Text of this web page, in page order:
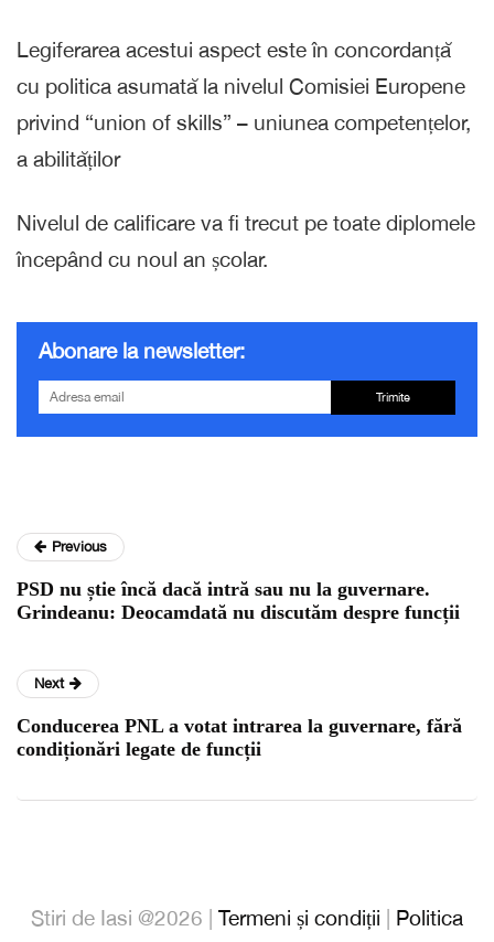
Legiferarea acestui aspect este în concordanță
cu politica asumată la nivelul Comisiei Europene
privind “union of skills” – uniunea competențelor,
a abilităților
Nivelul de calificare va fi trecut pe toate diplomele
începând cu noul an școlar.
Abonare la newsletter:
Trimite
Previous
PSD nu știe încă dacă intră sau nu la guvernare.
Grindeanu: Deocamdată nu discutăm despre funcții
Next
Conducerea PNL a votat intrarea la guvernare, fără
condiționări legate de funcții
Stiri de Iasi @2026 | Termeni și condiții Politica